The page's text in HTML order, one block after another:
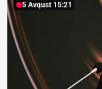
5 Avqust 15:21